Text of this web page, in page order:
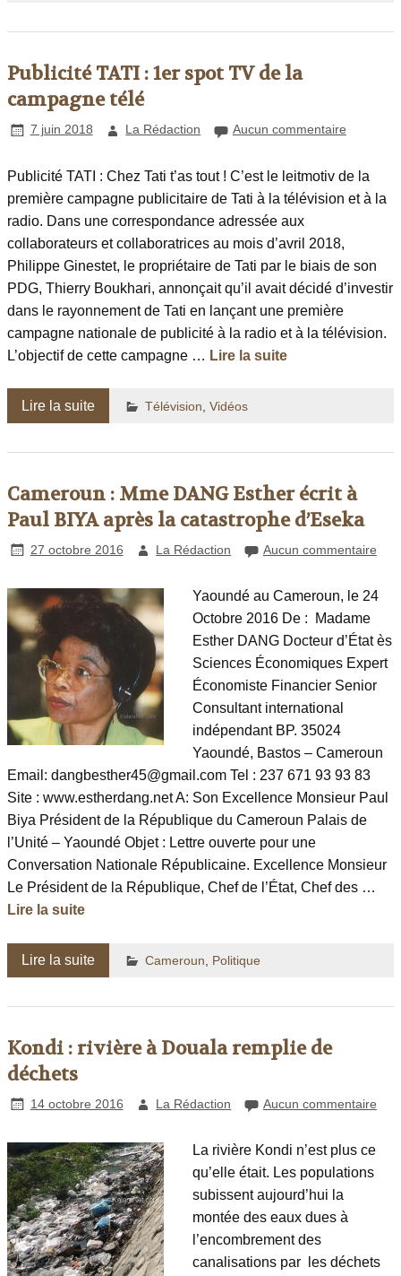
Publicité TATI : 1er spot TV de la
campagne télé
7 juin 2018 La Rédaction Aucun commentaire
Publicité TATI : Chez Tati t’as tout ! C’est le leitmotiv de la
première campagne publicitaire de Tati à la télévision et à la
radio. Dans une correspondance adressée aux
collaborateurs et collaboratrices au mois d’avril 2018,
Philippe Ginestet, le propriétaire de Tati par le biais de son
PDG, Thierry Boukhari, annonçait qu’il avait décidé d’investir
dans le rayonnement de Tati en lançant une première
campagne nationale de publicité à la radio et à la télévision.
L’objectif de cette campagne … Lire la suite
Lire la suite Télévision Vidéos
Cameroun : Mme DANG Esther écrit à
Paul BIYA après la catastrophe d’Eseka
27 octobre 2016 La Rédaction Aucun commentaire
Yaoundé au Cameroun, le 24
Octobre 2016 De : Madame
Esther DANG Docteur d’État ès
Sciences Économiques Expert
Économiste Financier Senior
Consultant international
indépendant BP. 35024
Yaoundé, Bastos – Cameroun
Email: dangbesther45@gmail.com Tel : 237 671 93 93 83
Site : www.estherdang.net A: Son Excellence Monsieur Paul
Biya Président de la République du Cameroun Palais de
l’Unité – Yaoundé Objet : Lettre ouverte pour une
Conversation Nationale Républicaine. Excellence Monsieur
Le Président de la République, Chef de l’État, Chef des …
Lire la suite
Lire la suite Cameroun Politique
Kondi : rivière à Douala remplie de
déchets
14 octobre 2016 La Rédaction Aucun commentaire
La rivière Kondi n’est plus ce
qu’elle était. Les populations
subissent aujourd’hui la
montée des eaux dues à
l’encombrement des
canalisations par les déchets